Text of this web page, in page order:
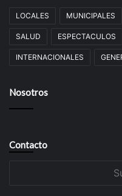
LOCALES MUNICIPALES
SALUD ESPECTACULOS
INTERNACIONALES
Nosotros
Contacto